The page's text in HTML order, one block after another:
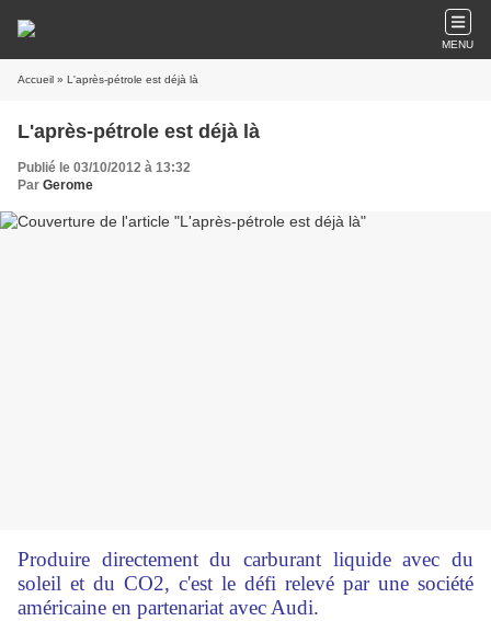
MENU
Accueil » L'après-pétrole est déjà là
L'après-pétrole est déjà là
Publié le 03/10/2012 à 13:32
Par Gerome
Produire directement du carburant liquide avec du
soleil et du CO2, c'est le défi relevé par une société
américaine en partenariat avec Audi.